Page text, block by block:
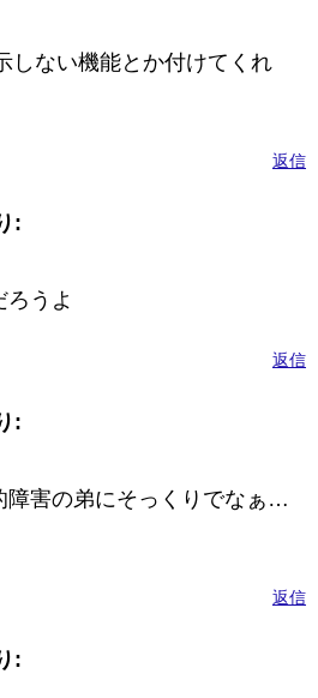
しない機能とか付けてくれ
返信
:
うよ
返信
:
障害の弟にそっくりでなぁ…
返信
: